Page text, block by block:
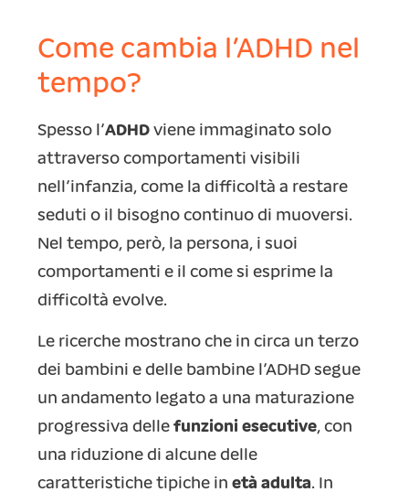
Come cambia l’ADHD nel
tempo?
Spesso l’ADHD viene immaginato solo
attraverso comportamenti visibili
nell’infanzia, come la difficoltà a restare
seduti o il bisogno continuo di muoversi.
Nel tempo, però, la persona, i suoi
comportamenti e il come si esprime la
difficoltà evolve.
Le ricerche mostrano che in circa un terzo
dei bambini e delle bambine l’ADHD segue
un andamento legato a una maturazione
progressiva delle funzioni esecutive, con
una riduzione di alcune delle
caratteristiche tipiche in età adulta. In